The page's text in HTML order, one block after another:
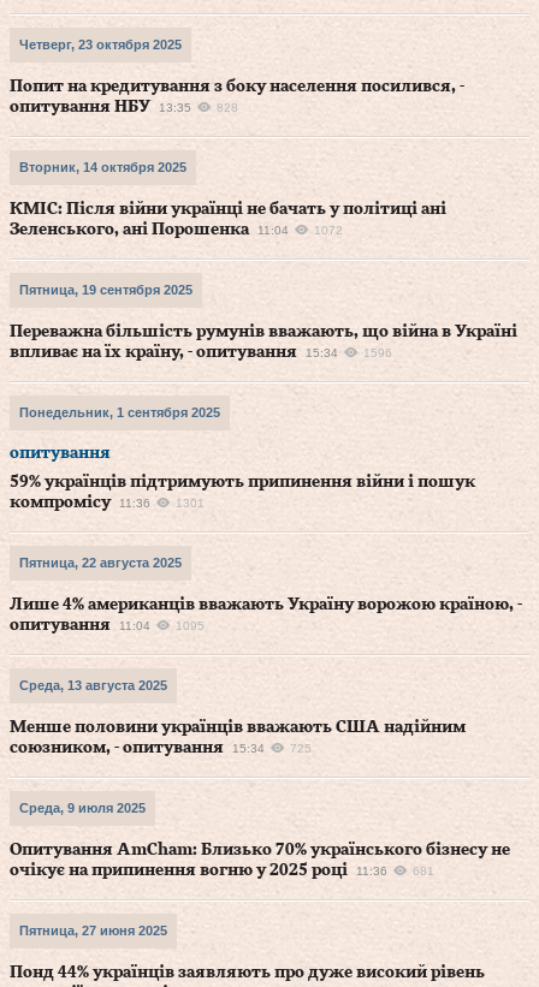
Четверг, 23 октября 2025
Попит на кредитування з боку населення посилився, -
опитування НБУ
13:35 828
Вторник, 14 октября 2025
КМІС: Після війни українці не бачать у політиці ані
Зеленського, ані Порошенка
11:04 1072
Пятница, 19 сентября 2025
Переважна більшість румунів вважають, що війна в Україні
впливає на їх країну, - опитування
15:34 1596
Понедельник, 1 сентября 2025
опитування
59% українців підтримують припинення війни і пошук
компромісу
11:36 1301
Пятница, 22 августа 2025
Лише 4% американців вважають Україну ворожою країною, -
опитування
11:04 1095
Среда, 13 августа 2025
Менше половини українців вважають США надійним
союзником, - опитування
15:34 725
Среда, 9 июля 2025
Опитування AmCham: Близько 70% українського бізнесу не
очікує на припинення вогню у 2025 році
11:36 681
Пятница, 27 июня 2025
Понд 44% українців заявляють про дуже високий рівень